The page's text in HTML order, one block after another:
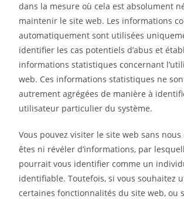
dans la mesure où cela est absolument
maintenir le site web. Les informations
automatiquement sont utilisées
identifier les cas potentiels d’abus et
informations statistiques concernant
web. Ces informations statistiques ne
autrement agrégées de manière à
utilisateur particulier du système.
Vous pouvez visiter le site web sans
êtes ni révéler d’informations, par
pourrait vous identifier comme un
identifiable. Toutefois, si vous souhaitez
certaines fonctionnalités du site web, ou